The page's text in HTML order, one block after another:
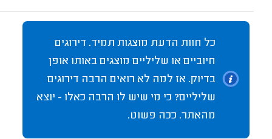
כל חוות הדעת מוצגות תמיד. דירוגים
חיוביים או שליליים מוצגים באותו אופן
בדיוק. אז למה לא רואים הרבה דירוגים
שליליים? כי מי שיש לו הרבה כאלו - יוצא
מהאתר. ככה פשוט.